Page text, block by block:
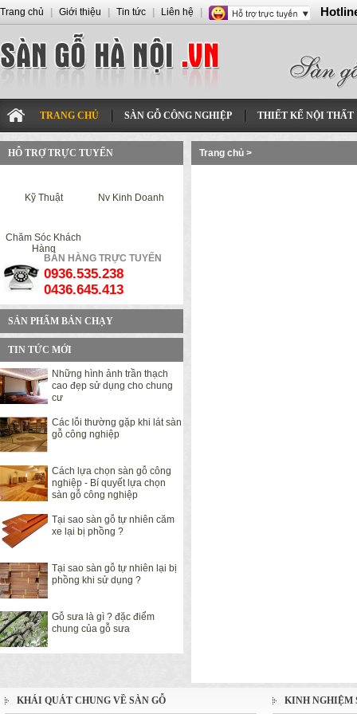
TRANG CHỦ SÀN GỖ CÔNG NGHIỆP THIẾT KẾ NỘI THẤT
HỖ TRỢ TRỰC TUYẾN
Kỹ Thuật Nv Kinh Doanh
Chăm Sóc Khách
Hàng
BÁN HÀNG TRỰC TUYẾN
0936.535.238
0436.645.413
SẢN PHẨM BÁN CHẠY
TIN TỨC MỚI
Những hình ảnh trần thạch
cao đẹp sử dụng cho chung
cư
Các lỗi thường gặp khi lát sàn
gỗ công nghiệp
Cách lựa chọn sàn gỗ công
nghiệp - Bí quyết lựa chọn
sàn gỗ công nghiệp
Tại sao sàn gỗ tự nhiên căm
xe lại bị phồng ?
Tại sao sàn gỗ tự nhiên lại bị
phồng khi sử dụng ?
Gỗ sưa là gì ? đặc điểm
chung của gỗ sưa
Trang chủ >
KHÁI QUÁT CHUNG VỀ SÀN GỖ KINH NGHIỆM
Trang chủ Giới thiệu Tin tức Liên hệ